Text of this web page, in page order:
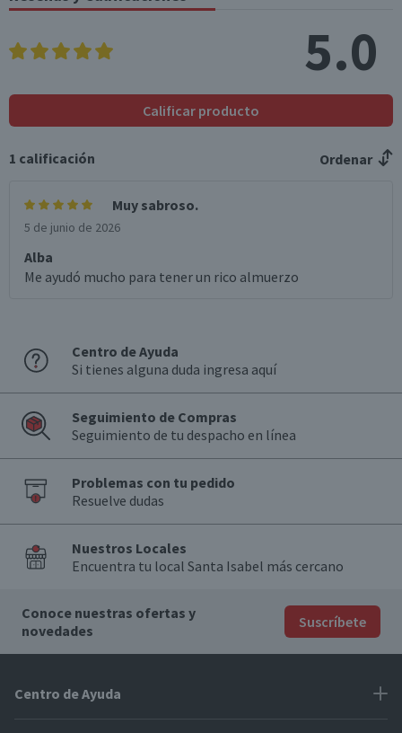
5.0
Calificar producto
1 calificación Ordenar
Muy sabroso.
5 de junio de 2026
Alba
Me ayudó mucho para tener un rico almuerzo
Centro de Ayuda
Si tienes alguna duda ingresa aquí
Seguimiento de Compras
Seguimiento de tu despacho en línea
Problemas con tu pedido
Resuelve dudas
Nuestros Locales
Encuentra tu local Santa Isabel más cercano
Conoce nuestras ofertas y
novedades
Suscríbete
Centro de Ayuda